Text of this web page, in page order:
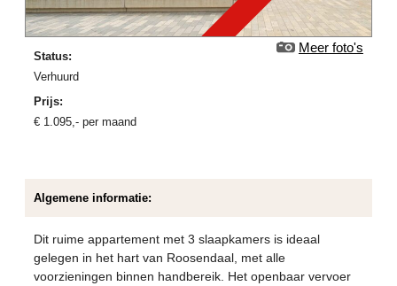
Meer foto's
Status:
verhuurd
Prijs:
€ 1.095 ,- per maand
Algemene informatie:
Dit ruime appartement met 3 slaapkamers is ideaal
gelegen in het hart van Roosendaal, met alle
voorzieningen binnen handbereik. Het openbaar vervoer